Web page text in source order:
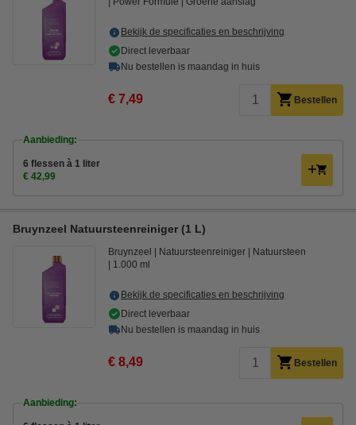
Bekijk de specificaties en beschrijving
Direct leverbaar
Nu bestellen is maandag in huis
€ 7,49 Bestellen
Aanbieding:
6 flessen à 1 liter
€ 42,99
Bruynzeel Natuursteenreiniger (1 L)
Bruynzeel Natuursteenreiniger
Natuursteen
1.000 ml
Bekijk de specificaties en beschrijving
Direct leverbaar
Nu bestellen is maandag in huis
€ 8,49 Bestellen
Aanbieding: